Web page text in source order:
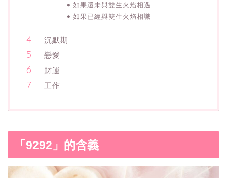
如果還未與雙生火焰相遇
如果已經與雙生火焰相識
沉默期
戀愛
財運
工作
「9292」的含義